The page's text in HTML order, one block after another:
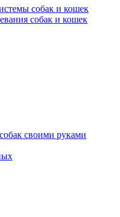
собак и кошек
собак и кошек
своими руками